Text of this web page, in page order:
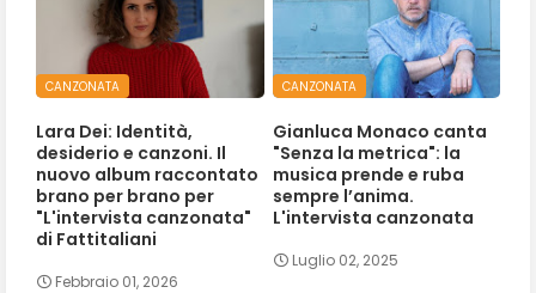
CANZONATA
Lara Dei: Identità,
desiderio e canzoni. Il
nuovo album raccontato
brano per brano per
"L'intervista canzonata"
di Fattitaliani
Febbraio 01, 2026
CANZONATA
Gianluca Monaco canta
"Senza la metrica": la
musica prende e ruba
sempre l’anima.
L'intervista canzonata
Luglio 02, 2025